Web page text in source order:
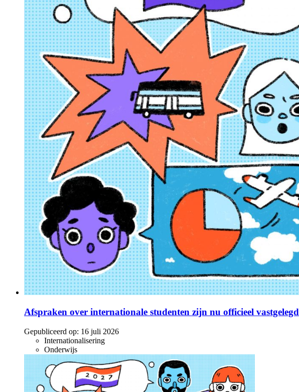
Afspraken over internationale studenten zijn nu officieel vastgelegd
Gepubliceerd op: 16 juli 2026
Internationalisering
Onderwijs